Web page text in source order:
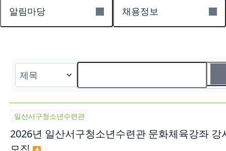
알림마당 채용정보
일산서구청소년수련관
2026년 일산서구청소년수련관 문화체육강좌 강